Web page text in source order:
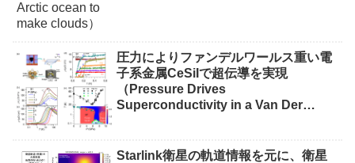
圧力によりファンデルワールス重い電
子系金属CeSiIで超伝導を実現
（Pressure Drives
Superconductivity in a Van Der
Starlink衛星の軌道情報を元に、衛星